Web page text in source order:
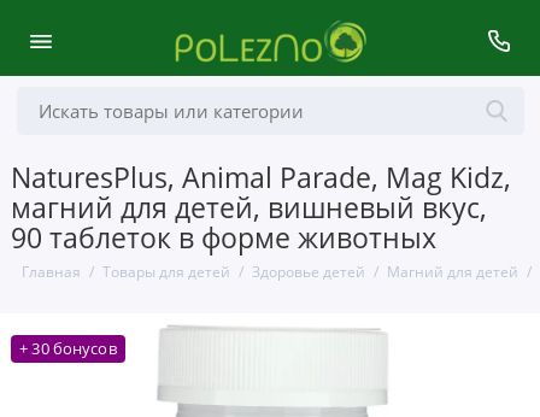
NaturesPlus, Animal Parade, Mag Kidz,
магний для детей, вишневый вкус,
90 таблеток в форме животных
Главная Товары для детей Здоровье детей Магний для детей
+ 30 бонусов